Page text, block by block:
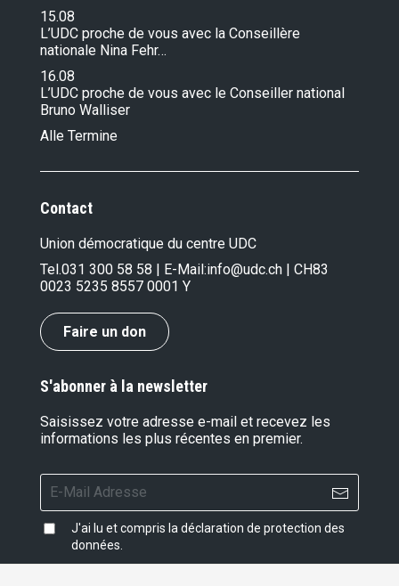
15.08
L’UDC proche de vous avec la Conseillère
nationale Nina Fehr…
16.08
L’UDC proche de vous avec le Conseiller national
Bruno Walliser
Alle Termine
Contact
Union démocratique du centre UDC
Tel.031 300 58 58 | E-Mail:info@udc.ch | CH83
0023 5235 8557 0001 Y
Faire un don
S'abonner à la newsletter
Saisissez votre adresse e-mail et recevez les
informations les plus récentes en premier.
J'ai lu et compris la déclaration de protection des
données